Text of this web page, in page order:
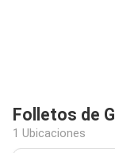
Folletos de
1 Ubicaciones